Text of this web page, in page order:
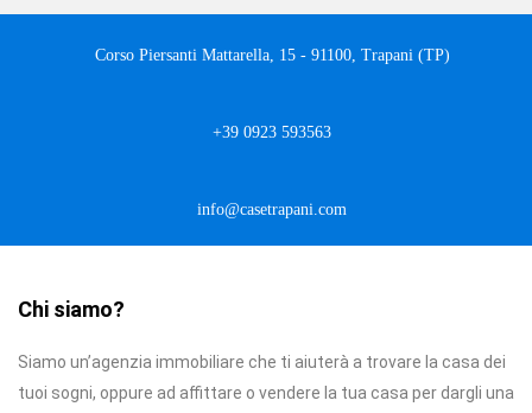
Corso Piersanti Mattarella, 15 - 91100, Trapani (TP)
+39 0923 593563
info@casetrapani.com
Chi siamo?
Siamo un’agenzia immobiliare che ti aiuterà a trovare la casa dei
tuoi sogni, oppure ad affittare o vendere la tua casa per dargli una